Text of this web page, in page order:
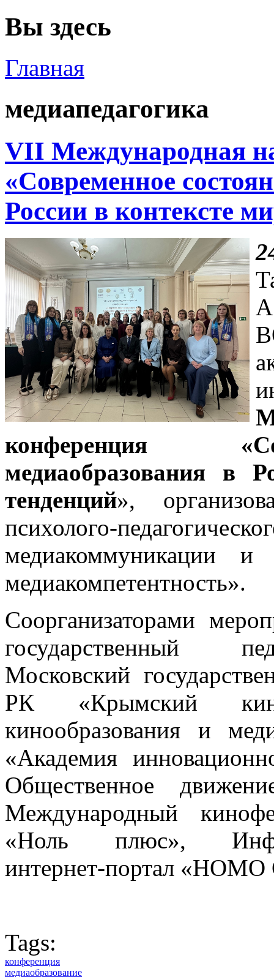
Вы здесь
Главная
медиапедагогика
VII Международная
«Современное
России в контексте
конференция
медиаобразования в
тенденций»,
психолого-
медиакоммуникации
медиакомпетентность».
Соорганизаторами
государственный
Московский
РК «Крымский
кинообразования и
«Академия
Общественное
Международный
«Ноль плюс»,
интернет-портал
Tags:
конференция
медиаобразование